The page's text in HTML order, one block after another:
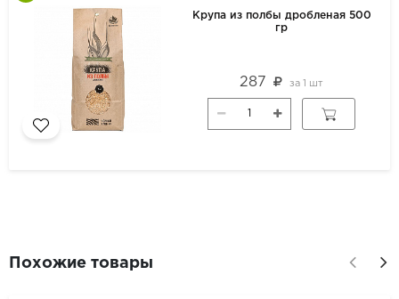
Крупа из полбы дробленая 500
гр
287 за 1 шт
Похожие товары